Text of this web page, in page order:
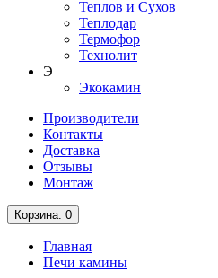
Теплов и Сухов
Теплодар
Термофор
Технолит
Э
Экокамин
Производители
Контакты
Доставка
Отзывы
Монтаж
Корзина: 0
Главная
Печи камины